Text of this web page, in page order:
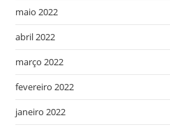
maio 2022
abril 2022
março 2022
fevereiro 2022
janeiro 2022